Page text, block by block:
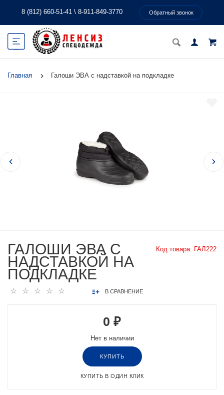
8 (812) 660-51-41 \ 8-911-849-3770 Обратный звонок
Главная Галоши ЭВА с надставкой на подкладке
Код товара: ГАЛ222
ГАЛОШИ ЭВА С
НАДСТАВКОЙ НА
ПОДКЛАДКЕ
В СРАВНЕНИЕ
0 ₽
Нет в наличии
КУПИТЬ
КУПИТЬ В ОДИН КЛИК